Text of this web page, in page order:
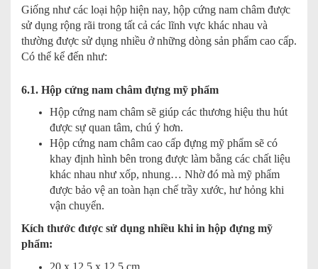
Giống như các loại hộp hiện nay, hộp cứng nam châm được
sử dụng rộng rãi trong tất cả các lĩnh vực khác nhau và
thường được sử dụng nhiều ở những dòng sản phẩm cao cấp.
Có thể kể đến như:
6.1. Hộp cứng nam châm đựng mỹ phẩm
Hộp cứng nam châm sẽ giúp các thương hiệu thu hút
được sự quan tâm, chú ý hơn.
Hộp cứng nam châm cao cấp đựng mỹ phẩm sẽ có
khay định hình bên trong được làm bằng các chất liệu
khác nhau như xốp, nhung… Nhờ đó mà mỹ phẩm
được bảo vệ an toàn hạn chế trầy xước, hư hỏng khi
vận chuyển.
Kích thước được sử dụng nhiều khi in hộp đựng mỹ
phẩm: